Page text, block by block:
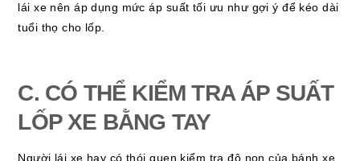
lái xe nên áp dụng mức áp suất tối ưu như gợi ý để kéo dài
tuổi thọ cho lốp.
C. CÓ THỂ KIỂM TRA ÁP SUẤT
LỐP XE BẰNG TAY
Người lái xe hay có thói quen kiểm tra độ non của bánh xe